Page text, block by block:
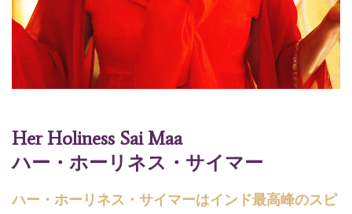
Her Holiness Sai Maa
ハー・ホーリネス・サイマー
ハー・ホーリネス・サイマーはインド最高峰のスピ